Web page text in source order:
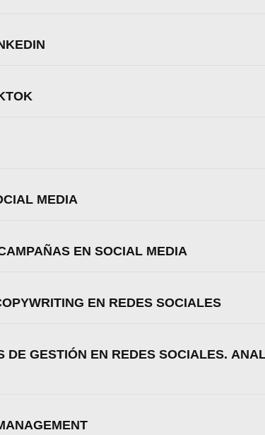
MEDIA
EN SOCIAL MEDIA
EN REDES SOCIALES
DE GESTIÓN EN REDES SOCIALES.